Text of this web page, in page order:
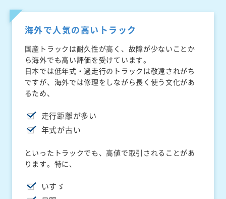
海外で人気の高いトラック
国産トラックは耐久性が高く、故障が少ないことか
ら海外でも高い評価を受けています。
日本では低年式・過走行のトラックは敬遠されがち
ですが、海外では修理をしながら長く使う文化があ
るため、
走行距離が多い
年式が古い
といったトラックでも、高値で取引されることがあ
ります。特に、
いすゞ